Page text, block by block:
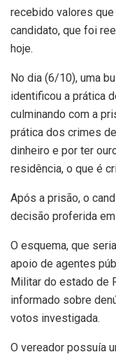
recebido valores que
candidato, que foi
hoje.
No dia (6/10), uma
identificou a prática
culminando com a
prática dos crimes
dinheiro e por ter
residência, o que é
Após a prisão, o
decisão proferida
O esquema, que
apoio de agentes
Militar do estado de
informado sobre
votos investigada.
O vereador possuía